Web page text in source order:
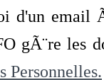
d'un
gÃ¨re les
Personnelles.